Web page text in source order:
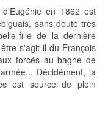
en 1862 est
sans doute très
fille de la dernière
s'agit-il du François
forcés au bagne de
Décidément, la
est source de plein